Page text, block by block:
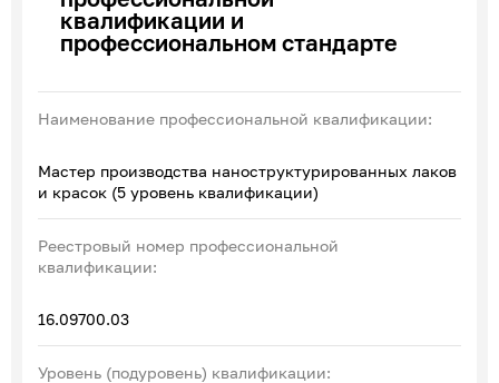
Эксперты по ПОА
Соглашения с отраслевыми СПК
квалификации и
профессиональном стандарте
Наименование профессиональной квалификации:
Мастер производства наноструктурированных лаков
и красок (5 уровень квалификации)
Реестровый номер профессиональной
квалификации:
16.09700.03
Уровень (подуровень) квалификации: